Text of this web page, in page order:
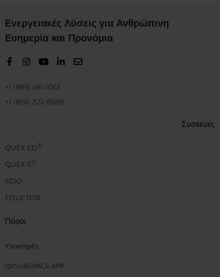
Ενεργειακές Λύσεις για Ανθρώπινη
Ευημερία και Προνόμια
+1 (989) 681-1063
+1 (856) 322-8589
Συσκευές
QUEX ED®
QUEX S®
SCIO
EDUCTOR
Πόροι
Υποστήριξη
QXSUBSPACE APP